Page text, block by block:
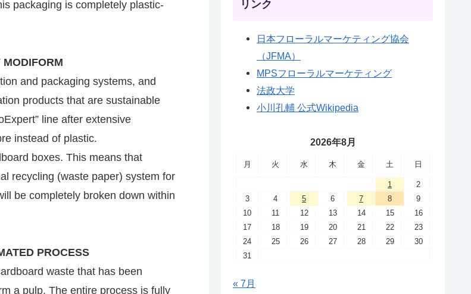
packaging is completely plastic-
and packaging systems, and
products that are sustainable
line after extensive
instead of plastic.
boxes. This means that
recycling (waste paper) system for
be completely broken down within
PROCESS
waste that has been
a pulp. The entire process is fully
リンク
日本フローラルマーケティング協会
（JFMA）
MPSフローラルマーケティング
法政大学
小川孔輔 公式Wikipedia
2026年8月
月 火 水 木 金 土 日
1
2
3
4 5 6 7 8
9
10
11 12 13 14 15
16
17
18 19 20 21 22
23
24
25 26 27 28 29
30
31
« 7月